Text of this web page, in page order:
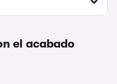
el acabado